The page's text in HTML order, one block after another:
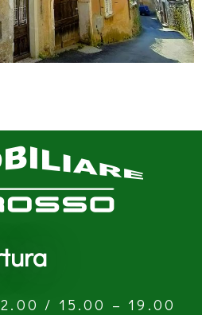
/ 15.00 – 19.00